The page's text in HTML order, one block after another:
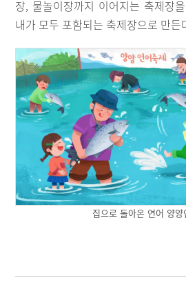
장, 물놀이장까지 이어지는 축제장
내가 모두 포함되는 축제장으로 만든
집으로 돌아온 연어 양양